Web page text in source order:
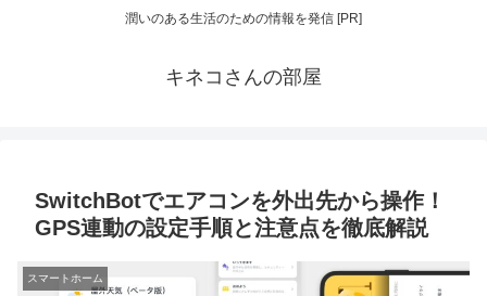
潤いのある生活のための情報を発信 [PR]
キネコさんの部屋
SwitchBotでエアコンを外出先から操作！
GPS連動の設定手順と注意点を徹底解説
スマートホーム